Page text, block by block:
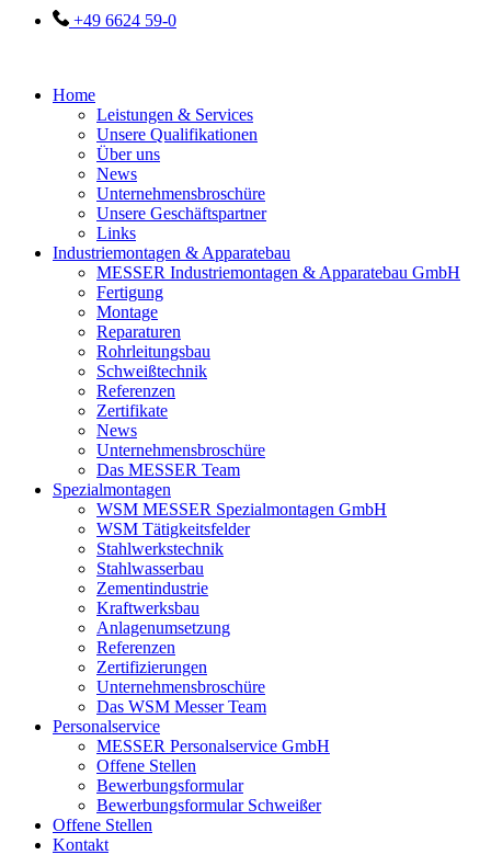
+49 6624 59-0
Home
Leistungen & Services
Unsere Qualifikationen
Über uns
News
Unternehmensbroschüre
Unsere Geschäftspartner
Links
Industriemontagen & Apparatebau
MESSER Industriemontagen & Apparatebau GmbH
Fertigung
Montage
Reparaturen
Rohrleitungsbau
Schweißtechnik
Referenzen
Zertifikate
News
Unternehmensbroschüre
Das MESSER Team
Spezialmontagen
WSM MESSER Spezialmontagen GmbH
WSM Tätigkeitsfelder
Stahlwerkstechnik
Stahlwasserbau
Zementindustrie
Kraftwerksbau
Anlagenumsetzung
Referenzen
Zertifizierungen
Unternehmensbroschüre
Das WSM Messer Team
Personalservice
MESSER Personalservice GmbH
Offene Stellen
Bewerbungsformular
Bewerbungsformular Schweißer
Offene Stellen
Kontakt